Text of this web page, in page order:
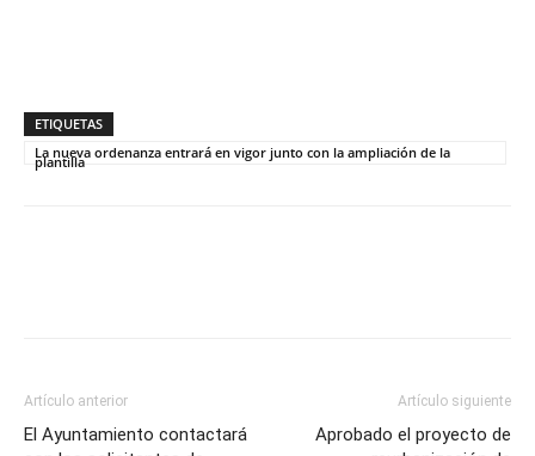
ETIQUETAS
La nueva ordenanza entrará en vigor junto con la ampliación de la
plantilla
Artículo anterior
El Ayuntamiento contactará
Artículo siguiente
Aprobado el proyecto de